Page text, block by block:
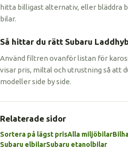
hitta billigast alternativ, eller bläddra
bilar.
Så hittar du rätt Subaru
Använd filtren ovanför listan för
visar pris, miltal och utrustning så att
modeller side by side.
Relaterade sidor
Sortera på lägst prisAlla miljöbilar
Subaru elbilarSubaru etanolbilar